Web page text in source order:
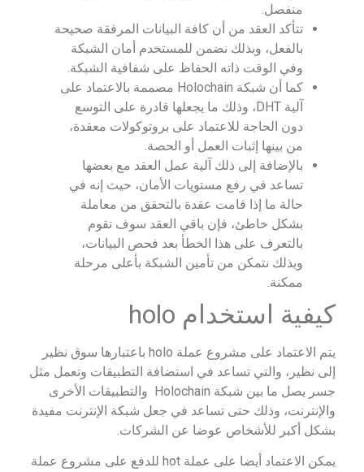
منفصل.
تتأكد العقد من أن كافة البيانات المرفقة صحيحة
بالفعل، وبذلك نضمن للمستخدم أمان الشبكة
وفي الوقت ذاته الحفاظ على شفافية الشبكة.
كما أن شبكة Holochain مصممة بالاعتماد على
آلية DHT، وذلك ما يجعلها قادرة على التوسع
دون الحاجة للاعتماد على بروتوكولات معقدة،
من بينها إثبات العمل أو الحصة.
بالإضافة إلى ذلك آلية عمل العقد مع بعضها
تساعد في رفع مستويات الأمان، حيث إنه في
حالة ما إذا قامت عقدة بالتحقق من معاملة
بشكل خاطئ، فإن باقي العقد سوف تقوم
بالتعرف على هذا الخطأ بعد فحص البيانات،
وبذلك نتمكن من تأمين الشبكة بأعلى مرحلة
ممكنة.
كيفية استخدام holo
يتم الاعتماد على مشروع عملة holo باعتبارها سوق نظير
إلى نظير، والتي تساعد في استضافة التطبيقات وتعمل مثل
جسر يصل ما بين شبكة Holochain والتطبيقات الأخرى
والإنترنت، وذلك حتى تساعد في جعل شبكة الإنترنت مفيدة
بشكل أكبر للأشخاص عوضا عن الشركات.
يمكن الاعتماد أيضا على عملة hot للدفع على مشروع عملة